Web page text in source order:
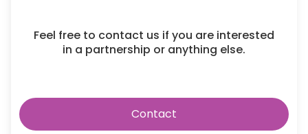
Feel free to contact us if you are interested
in a partnership or anything else.
Contact